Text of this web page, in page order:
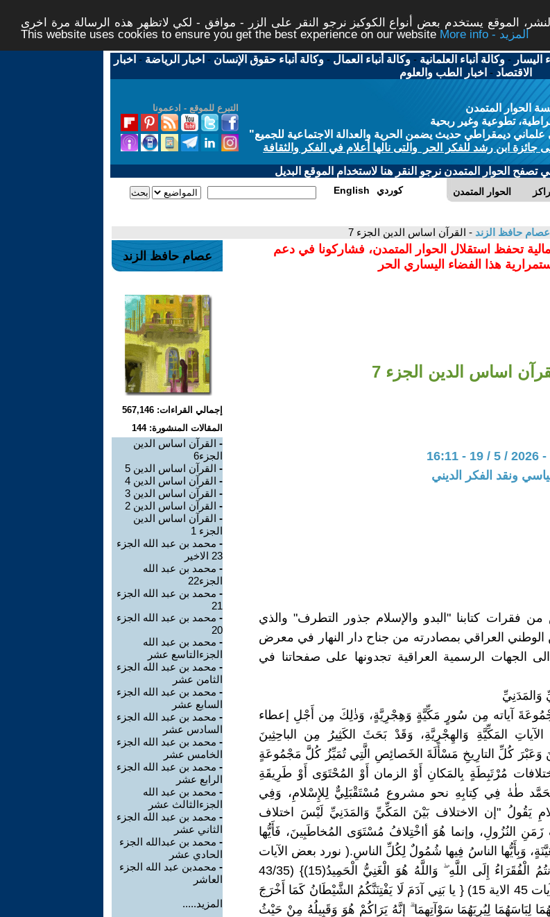
الموقع يستخدم بعض أنواع الكوكيز نرجو النقر على الزر - موافق - لكي لاتظهر هذه الرسالة مرة اخرى -
This website uses cookies to ensure you get the best experience on our website
More info - المزيد
اليسار -وكالة أنباء العلمانية -وكالة أنباء العمال -وكالة أنباء حقوق الإنسان - اخبار الرياضة - اخبار
الاقتصاد - اخبار الطب والعلوم
التبرع للموقع - ادعمونا
الحوار المتمدن
تطوعية وغير ربحية
ديمقراطي حديث يضمن الحرية والعدالة الاجتماعية للجميع"
جائزة ابن رشد للفكر الحر والتى نالها أعلام في الفكر والثقافة
تصفح الحوار المتمدن نرجو النقر هنا لاستخدام الموقع البديل
الحوار المتمدن English كوردي
عصام حافظ الزند - القرآن اساس الدين الجزء 7
تحفظ استقلال الحوار المتمدن، فشاركونا في دعم
هذا الفضاء اليساري الحر
اساس الدين الجزء 7
ونقد الفكر الديني
فقرات كتابنا "البدو والإسلام جذور التطرف" والذي
العراقي بمصادرته من جناح دار النهار في معرض
الجهات الرسمية العراقية تجدونها على صفحاتنا في
وَالمَدَنِيِّ
في الأجزاء 4،5 مَجْمُوعَةَ آياته مِن سُورٍ مَكِّيَّةٍ وَهِجْرِيَّةٍ، وَذٰلِكَ مِن أَجْلِ إعطاء
المَكِّيَّةِ وَالهِجْرِيَّةِ، وَقَدْ بَحَثَ الكَثِيرُ مِن الباحِثِينَ
وَعَبْرَ كُلِّ التارِيخِ مَسْأَلَةَ الخَصائِصِ الَّتِي تُمَيِّزُ كُلَّ مَجْمُوعَةٍ
مُرْتَبِطَةٍ بِالمَكانِ أَوْ الزمان أَوْ المُحْتَوَى أَوْ طَرِيقَةِ
طٰهٰ فِي كِتابِهِ نحو مشروع مُسْتَقْبَلِيٌّ لِلإِسْلامِ، وَفِي
يَقُولُ "إن الاختلاف بَيْنَ المَكِّيِّ وَالمَدَنِيِّ لَيْسَ اختلاف
زَمَنِ النُزُولِ، وإنما هُوَ أاخْتِلافُ مُسْتَوَى المُخاطَبِينَ، فَأَيُّها
وَبِأَيُّها الناسُ فِيها شُمُولٌ لِكُلِّ الناسِ.( نورد بعض الآيات
للتدليل) { يَا أَيُّهَا النَّاسُ أَنتُمُ الْفُقَرَاءُ إِلَى اللَّهِ ۖ وَاللَّهُ هُوَ الْغَنِيُّ الْحَمِيدُ(15)} (43/35
سورة فاطر مكية عدد الآيات 45 الاية 15) { يا بَنِي آدَمَ لَا يَفْتِنَنَّكُمُ الشَّيْطَانُ كَمَا أَخْرَجَ
لِبَاسَهُمَا لِيُرِيَهُمَا سَوْآتِهِمَا ۗ إِنَّهُ يَرَاكُمْ هُوَ وَقَبِيلُهُ مِنْ حَيْثُ
عصام حافظ الزند
إجمالي القراءات: 567,146
المقالات المنشورة: 144
- القرآن اساس الدين
الجزء6
- القرآن اساس الدين 5
- القرآن اساس الدين 4
- القرآن اساس الدين 3
- القرآن اساس الدين 2
- القرآن اساس الدين
الجزء 1
- محمد بن عبد الله الجزء
23 الاخير
- محمد بن عبد الله
الجزء22
- محمد بن عبد الله الجزء
21
- محمد بن عبد الله الجزء
20
- محمد بن عبد الله
الجزءالتاسع عشر
- محمد بن عبد الله الجزء
الثامن عشر
- محمد بن عبد الله الجزء
السابع عشر
- محمد بن عبد الله الجزء
السادس عشر
- محمد بن عبد الله الجزء
الخامس عشر
- محمد بن عبد الله الجزء
الرابع عشر
- محمد بن عبد الله
الجزءالثالث عشر
- محمد بن عبد الله الجزء
الثاني عشر
- محمد بن عبدالله الجزء
الحادي عشر
- محمدبن عبد الله الجزء
العاشر
المزيد.....